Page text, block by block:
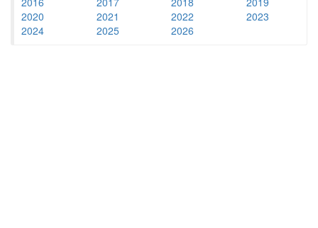
2020
2021 2022
2023
2024
2025 2026